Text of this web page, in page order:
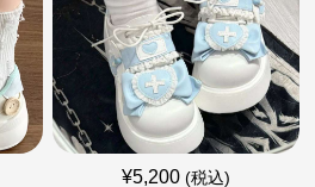
¥5,200 (税込)